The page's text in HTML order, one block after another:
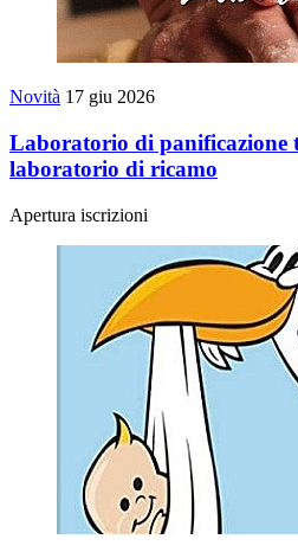
Novità 17 giu 2026
Laboratorio di panificazione
laboratorio di ricamo
Apertura iscrizioni